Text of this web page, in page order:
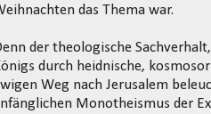
das Thema war.
der theologische
durch heidnische,
Weg nach Jerusalem
Monotheismus der